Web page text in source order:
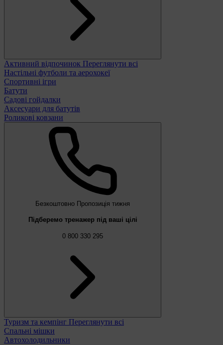
Активний відпочинок Переглянути всі
Настільні футболи та аерохокеї
Спортивні ігри
Батути
Садові гойдалки
Аксесуари для батутів
Роликові ковзани
Безкоштовно Пропозиція тижня
Підберемо тренажер під ваші цілі
0 800 330 295
Туризм та кемпінг Переглянути всі
Спальні мішки
Автохолодильники